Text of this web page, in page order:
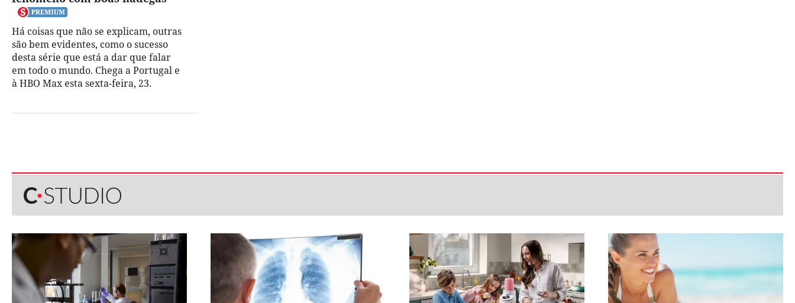
Há coisas que não se explicam, outras
são bem evidentes, como o sucesso
desta série que está a dar que falar
em todo o mundo. Chega a Portugal e
à HBO Max esta sexta-feira, 23.